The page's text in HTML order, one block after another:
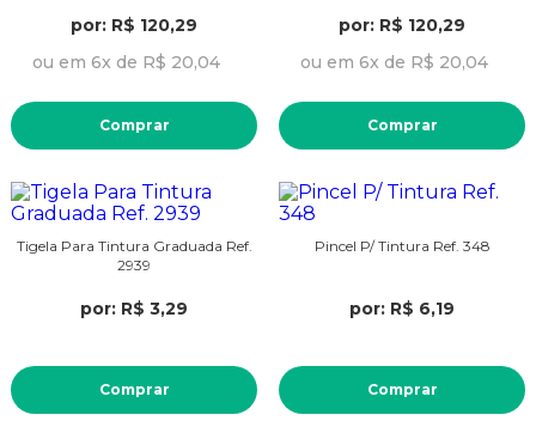
por: R$ 120,29
ou em 6x de R$ 20,04
Comprar
por: R$ 120,29
ou em 6x de R$ 20,04
Comprar
Tigela Para Tintura Graduada Ref.
2939
por: R$ 3,29
Comprar
Pincel P/ Tintura Ref. 348
por: R$ 6,19
Comprar